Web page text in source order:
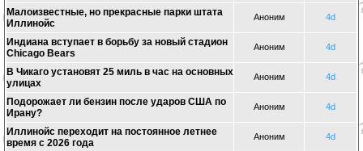
Малоизвестные, но прекрасные парки штата
Иллинойс
Аноним 4d
Индиана вступает в борьбу за новый стадион
Chicago Bears
Аноним 4d
В Чикаго установят 25 миль в час на основных
улицах
Аноним 4d
Подорожает ли бензин после ударов США по
Ирану?
Аноним 4d
Иллинойс переходит на постоянное летнее
время с 2026 года
Аноним 4d